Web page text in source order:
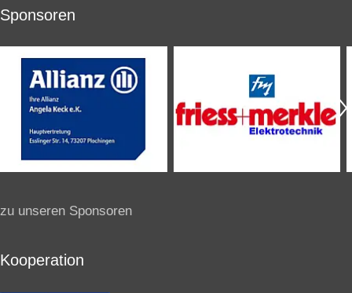
Sponsoren
zu unseren Sponsoren
Kooperation